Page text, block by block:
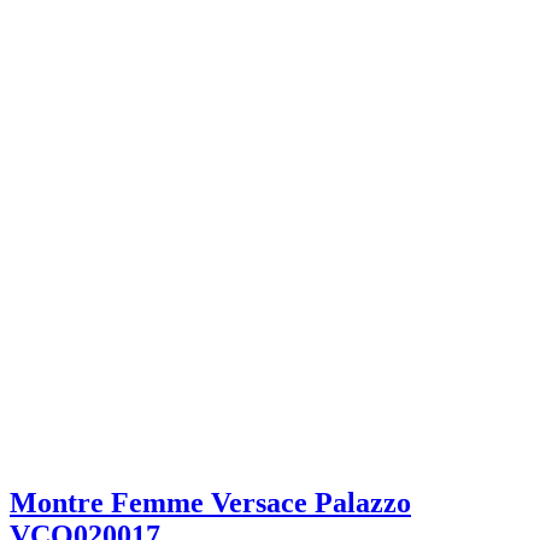
Montre Femme Versace Palazzo